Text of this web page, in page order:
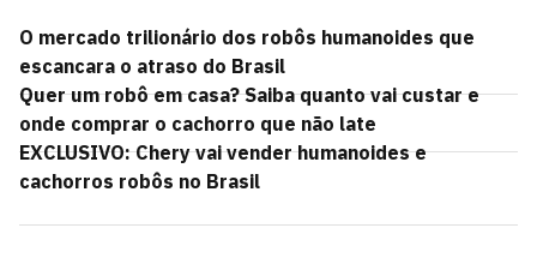
O mercado trilionário dos robôs humanoides que
escancara o atraso do Brasil
Quer um robô em casa? Saiba quanto vai custar e
onde comprar o cachorro que não late
EXCLUSIVO: Chery vai vender humanoides e
cachorros robôs no Brasil